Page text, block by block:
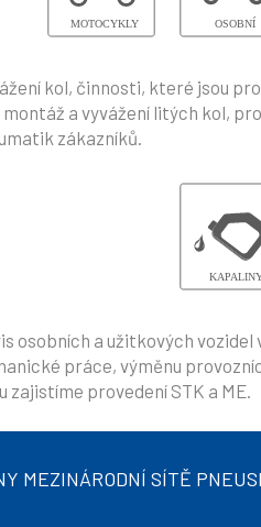
kol, činnosti, které jsou
a vyvážení litých kol,
zákazníků.
osobních a užitkových
práce, výměnu
zajistíme provedení STK a ME.
MEZINÁRODNÍ SÍTĚ